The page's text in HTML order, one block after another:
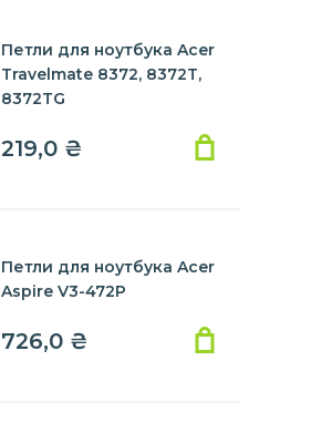
Петли для ноутбука Acer
Travelmate 8372, 8372T,
8372TG
219,0 ₴
Петли для ноутбука Acer
Aspire V3-472P
726,0 ₴